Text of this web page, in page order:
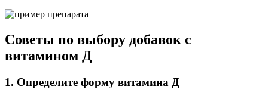
Советы по выбору добавок с
витамином Д
1. Определите форму витамина Д